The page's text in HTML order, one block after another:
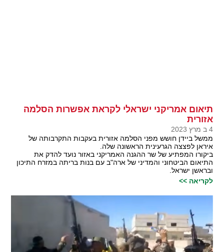
תיאום אמריקני ישראלי לקראת אפשרות הסלמה
אזורית
4 ב מרץ 2023
ממשל ביידן חושש מפני הסלמה אזורית בעקבות התקרבותה של
איראן לפצצה הגרעינית הראשונה שלה.
ביקורו המפתיע של שר ההגנה האמריקני באזור נועד להדק את
התיאום הביטחוני והמדיני של ארה"ב עם בנות בריתה במזרח התיכון
ובראשן ישראל.
לקריאה >>